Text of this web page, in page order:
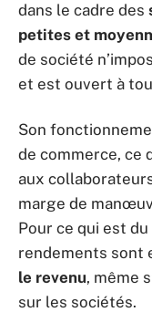
dans le cadre des
petites et
de société
et est ouvert à
Son
de commerce, ce
aux
marge de
Pour ce qui est
rendements sont
le revenu, même
sur les sociétés.